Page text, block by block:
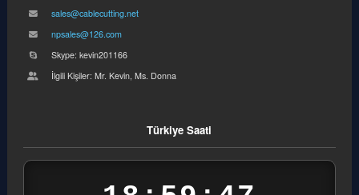
sales@cablecutting.net
npsales@126.com
Skype: kevin201166
İlgili Kişiler: Mr. Kevin, Ms. Donna
Türkiye Saati